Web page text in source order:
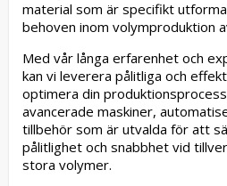
material som är specifikt
behoven inom volymproduktion
Med vår långa erfarenhet och
kan vi leverera pålitliga och
optimera din
avancerade maskiner,
tillbehör som är utvalda för att
pålitlighet och snabbhet vid
stora volymer.